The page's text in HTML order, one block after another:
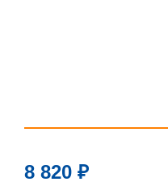
8 820 ₽